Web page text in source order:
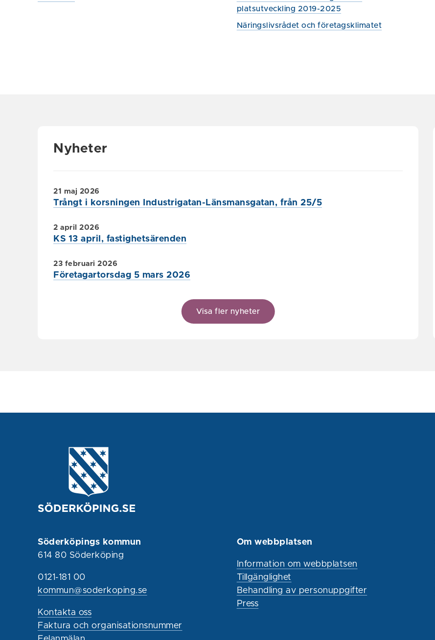
platsutveckling 2019-2025
Näringslivsrådet och företagsklimatet
Nyheter
Trångt i korsningen Industrigatan-Länsmansgatan, från 25/5
21 maj 2026
KS 13 april, fastighetsärenden
2 april 2026
Företagartorsdag 5 mars 2026
23 februari 2026
Visa fler nyheter
Söderköpings kommun
614 80 Söderköping
0121-181 00
kommun@soderkoping.se
Kontakta oss
Faktura och organisationsnummer
Om webbplatsen
Information om webbplatsen
Tillgänglighet
Behandling av personuppgifter
Press